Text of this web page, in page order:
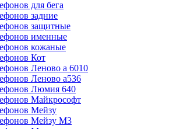
для бега
задние
защитные
именные
кожаные
Кот
Леново а 6010
Леново а536
Люмия 640
Майкрософт
Мейзу
Мейзу М3